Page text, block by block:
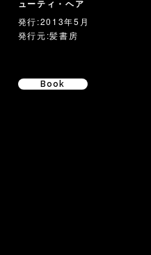
ューティ・ヘア
発行:2013年5月
発行元:髪書房
Book